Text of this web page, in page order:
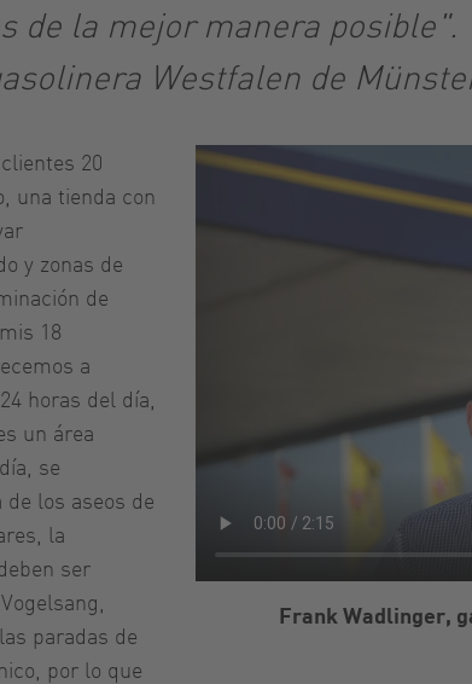
de la mejor manera posible".
Westfalen de
20
una tienda con
y zonas de
de
18
a
horas del día,
un área
se
los aseos de
la
ser
paradas de
por lo que
Frank Wadlinger,